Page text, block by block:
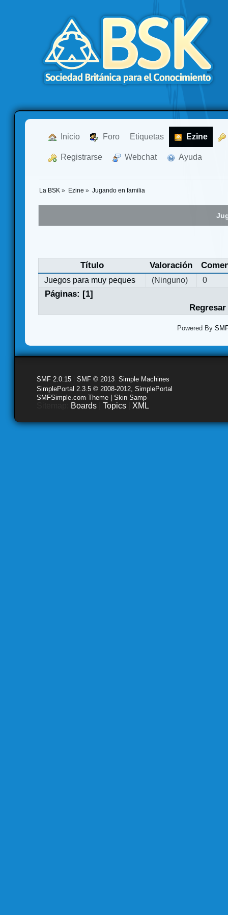
Inicio Foro Etiquetas Ezine
Registrarse Webchat Ayuda
La BSK » Ezine » Jugando en familia
Título Valoración
Juegos para muy peques (Ninguno) 0
Páginas: [1]
Powered By
SMF 2.0.15 SMF © 2013 Simple Machines
SimplePortal 2.3.5 © 2008-2012, SimplePortal
SMFSimple.com Theme | Skin Samp
Boards Topics XML